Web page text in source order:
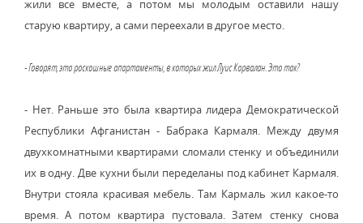
жили все вместе, а потом мы молодым оставили нашу
старую квартиру, а сами переехали в другое место.
- Говорят, это роскошные апартаменты, в которых жил Луис Корвалан. Это так?
- Нет. Раньше это была квартира лидера Демократической
Республики Афганистан - Бабрака Кармаля. Между двумя
двухкомнатными квартирами сломали стенку и объединили
их в одну. Две кухни были переделаны под кабинет Кармаля.
Внутри стояла красивая мебель. Там Кармаль жил какое-то
время. А потом квартира пустовала. Затем стенку снова